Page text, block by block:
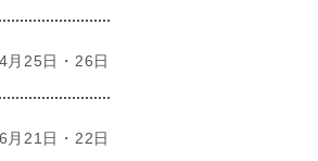
月25日・26日
月21日・22日